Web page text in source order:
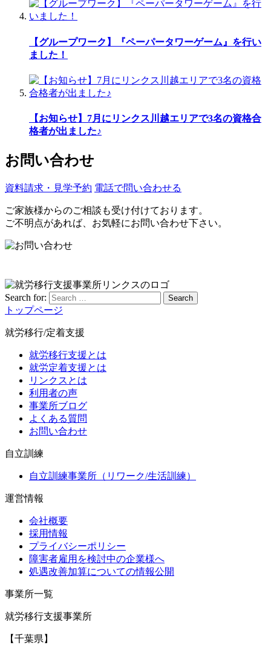
【グループワーク】『ペーパータワーゲーム』を行い
ました！
【お知らせ】7月にリンクス川越エリアで3名の資格合
格者が出ました♪
お問い合わせ
資料請求・見学予約 電話で問い合わせる
ご家族様からのご相談も受け付けております。
ご不明点があれば、お気軽にお問い合わせ下さい。
Search for: Search
トップページ
就労移行/定着支援
就労移行支援とは
就労定着支援とは
リンクスとは
利用者の声
事業所ブログ
よくある質問
お問い合わせ
自立訓練
自立訓練事業所（リワーク/生活訓練）
運営情報
会社概要
採用情報
プライバシーポリシー
障害者雇用を検討中の企業様へ
処遇改善加算についての情報公開
事業所一覧
就労移行支援事業所
【千葉県】